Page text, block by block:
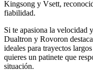
Kingsong y Vsett,
fiabilidad.
Si te apasiona la velocidad
Dualtron y Rovoron
ideales para trayectos
quieres un patinete que
situación.